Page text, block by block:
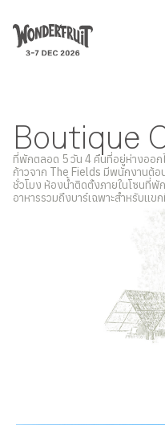
สรุปยอดชำระเงิน
ยอดก่อนรวมภาษี
ส่วนลด
Continue with Google
Continue with email
Continue with phone
Continue with
พันธกิจ
แนวทางที่เป็นหัวใจของเรา
Decade of Wonder
10 ปีแห่งการสร้างสรรค์
2025 Wonder Report
มองย้อนสิ่งที่เราทำในปีที่ผ่านมา
รวบรวมทุกสิ่งที่เราทำ
สำรวจ
รายละเอียดกิจกรรม
สำรวจโปรแกรม
Wonderpost
ข่าวและความเคลื่อนไหว
ภาพบรรยากาศจาก The Fields
แบรนด์ที่ร่วมงานกับเรา
ทุกข้อสงสัยของคุณมีคำตอบ
บัตร
ซื้อบัตร
บัตร Wonderfruit 2026 ประ
Journeys
จองประสบการณ์พิเศษล่วงหน้า
ที่พัก
Slow Wonder
สุนทรียภาพแห่งการพักผ่อนใ
เข้าร่วมงาน
ร่วมงานกับเรา
Boutique
ที่พักตลอด 5 วัน 4 คืนที่อยู่ห่างออก
ก้าวจาก The Fields มีพนักงานต้
ชั่วโมง ห้องน้ำติดตั้งภายในโซนที่พั
อาหารรวมถึงบาร์เฉพาะสำหรับแข